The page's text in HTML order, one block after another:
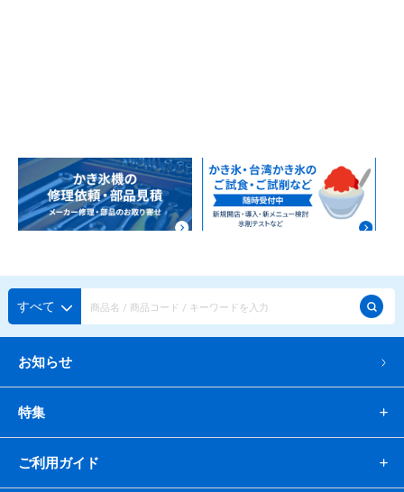
すべて
お知らせ
特集
ご利用ガイド